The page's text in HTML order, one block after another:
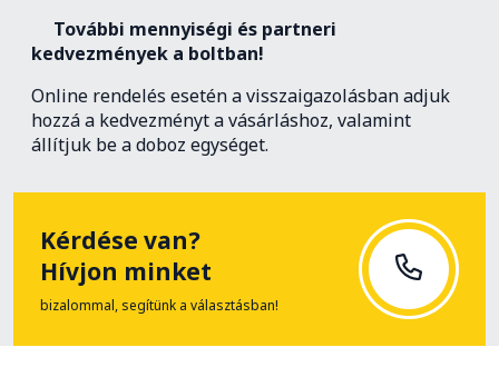
További mennyiségi és partneri
kedvezmények a boltban!
Online rendelés esetén a visszaigazolásban adjuk
hozzá a kedvezményt a vásárláshoz, valamint
állítjuk be a doboz egységet.
Kérdése van?
Hívjon minket
bizalommal, segítünk a választásban!